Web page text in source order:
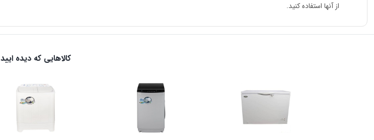
از آنها استفاده کنید.
کالاهایی که دیده ایید